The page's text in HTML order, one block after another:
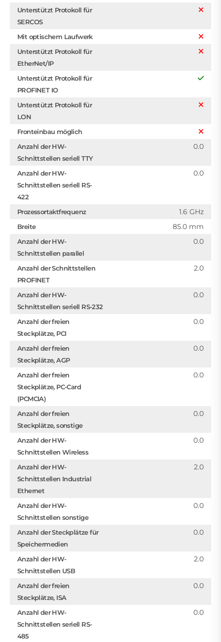
Unterstützt Protokoll für
SERCOS
Mit optischem Laufwerk
Unterstützt Protokoll für
EtherNet/IP
Unterstützt Protokoll für
PROFINET IO
Unterstützt Protokoll für
LON
Fronteinbau möglich
Anzahl der HW-
Schnittstellen seriell TTY
0.0
Anzahl der HW-
Schnittstellen seriell RS-
422
0.0
Prozessortaktfrequenz 1.6 GHz
Breite 85.0 mm
Anzahl der HW-
Schnittstellen parallel
0.0
Anzahl der Schnittstellen
PROFINET
2.0
Anzahl der HW-
Schnittstellen seriell RS-232
0.0
Anzahl der freien
Steckplätze, PCI
0.0
Anzahl der freien
Steckplätze, AGP
0.0
Anzahl der freien
Steckplätze, PC-Card
(PCMCIA)
0.0
Anzahl der freien
Steckplätze, sonstige
0.0
Anzahl der HW-
Schnittstellen Wireless
0.0
Anzahl der HW-
Schnittstellen Industrial
Ethernet
2.0
Anzahl der HW-
Schnittstellen sonstige
0.0
Anzahl der Steckplätze für
Speichermedien
0.0
Anzahl der HW-
Schnittstellen USB
2.0
Anzahl der freien
Steckplätze, ISA
0.0
Anzahl der HW-
Schnittstellen seriell RS-
485
0.0